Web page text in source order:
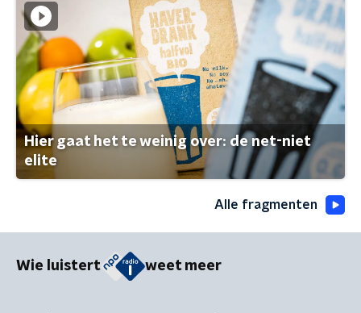
Hier gaat het te weinig over: de net-niet
elite
Alle fragmenten
Wie luistert weet meer